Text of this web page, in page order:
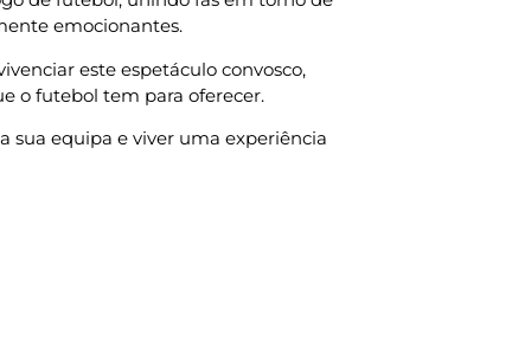
emocionantes.
este espetáculo convosco,
o futebol tem para oferecer.
sua equipa e viver uma experiência